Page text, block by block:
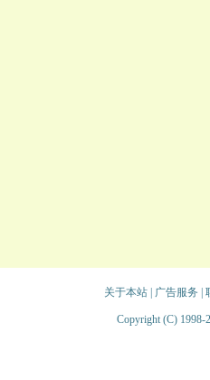
关于本站| 广告服务
Copyright (C) 1998-